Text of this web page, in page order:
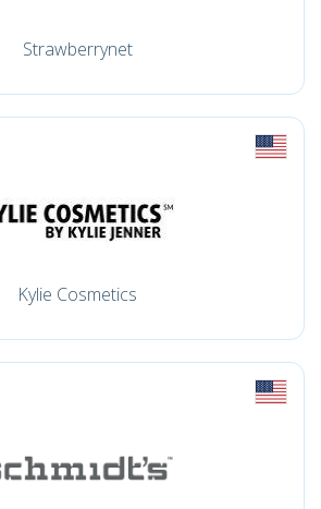
Strawberrynet
Kylie Cosmetics